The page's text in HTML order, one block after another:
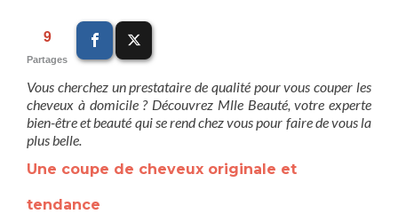
9
Partages
Vous cherchez un prestataire de qualité pour vous couper les
cheveux à domicile ? Découvrez Mlle Beauté, votre experte
bien-être et beauté qui se rend chez vous pour faire de vous la
plus belle.
Une coupe de cheveux originale et
tendance